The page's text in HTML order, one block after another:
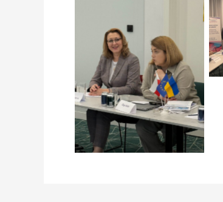
Натисніть щоб
подивитись